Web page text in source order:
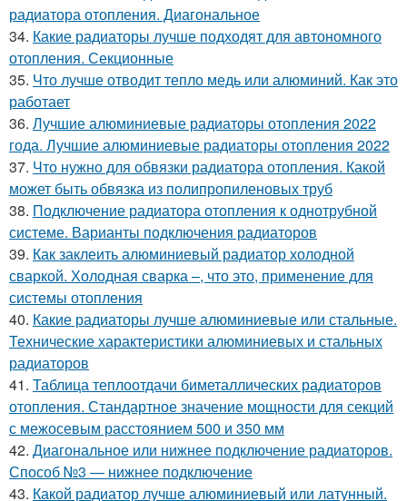
радиатора отопления. Диагональное
34. Какие радиаторы лучше подходят для автономного
отопления. Секционные
35. Что лучше отводит тепло медь или алюминий. Как это
работает
36. Лучшие алюминиевые радиаторы отопления 2022
года. Лучшие алюминиевые радиаторы отопления 2022
37. Что нужно для обвязки радиатора отопления. Какой
может быть обвязка из полипропиленовых труб
38. Подключение радиатора отопления к однотрубной
системе. Варианты подключения радиаторов
39. Как заклеить алюминиевый радиатор холодной
сваркой. Холодная сварка –, что это, применение для
системы отопления
40. Какие радиаторы лучше алюминиевые или стальные.
Технические характеристики алюминиевых и стальных
радиаторов
41. Таблица теплоотдачи биметаллических радиаторов
отопления. Стандартное значение мощности для секций
с межосевым расстоянием 500 и 350 мм
42. Диагональное или нижнее подключение радиаторов.
Способ №3 — нижнее подключение
43. Какой радиатор лучше алюминиевый или латунный.